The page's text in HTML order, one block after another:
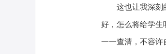
这也让我深刻
好，怎么将给学
一一查清，不容许